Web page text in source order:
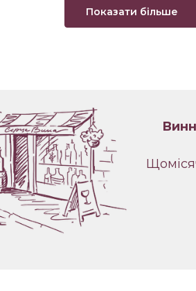
Показати більше